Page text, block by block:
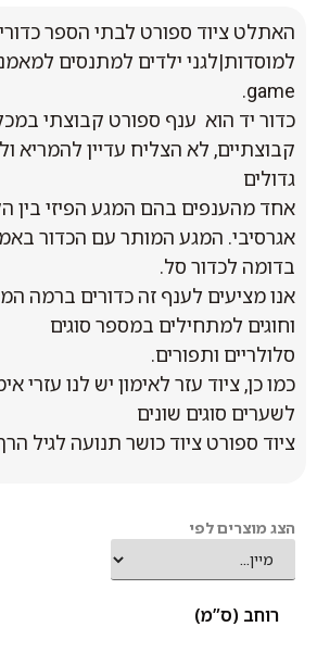
האתלט ציוד ספורט לבתי הספר
game.
כדור יד הוא ענף ספורט קבוצתי
קבוצתיים, לא הצליח עדיין להמריא
גדולים
אחד מהענפים בהם המגע הפיזי בין
אגרסיבי. המגע המותר עם הכדור
בדומה לכדור סל.
אנו מציעים לענף זה כדורים ברמה
וחוגים למתחילים במספר סוגים
סלולריים ותפורים.
כמו כן, ציוד עזר לאימון יש לנו עזרי
לשערים סוגים שונים
ציוד ספורט ציוד כושר תנועה לגיל
הצג מוצרים לפי
רוחב (ס”מ)